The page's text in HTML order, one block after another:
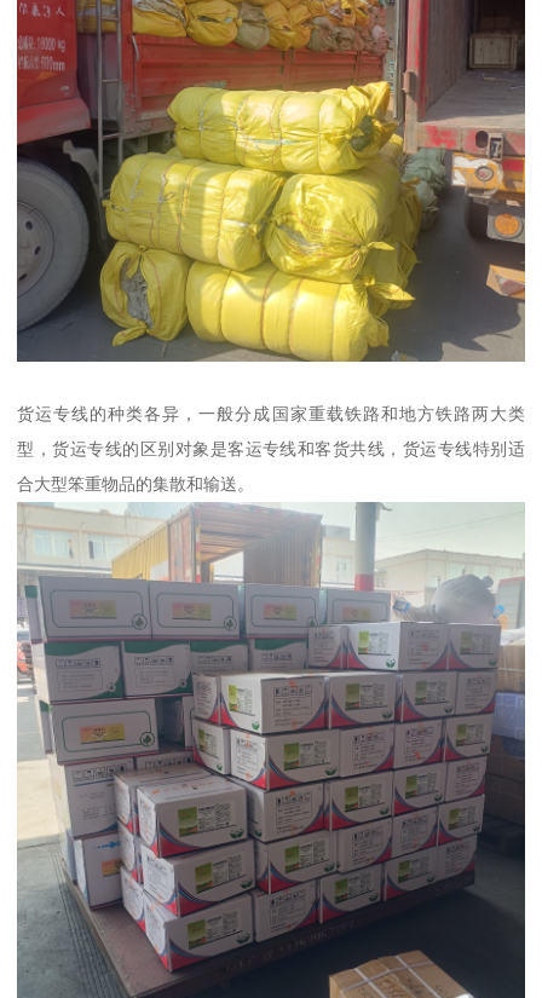
货运专线的种类各异，一般分成国家重载铁路和地方铁路两大类
型，货运专线的区别对象是客运专线和客货共线，货运专线特别适
合大型笨重物品的集散和输送。